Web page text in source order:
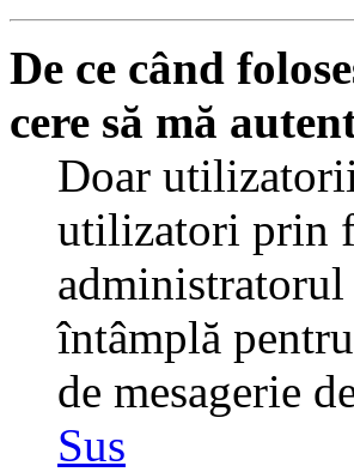
De ce când
cere să mă
Doar
utilizatori prin
administratorul
întâmplă
de mesagerie
Sus